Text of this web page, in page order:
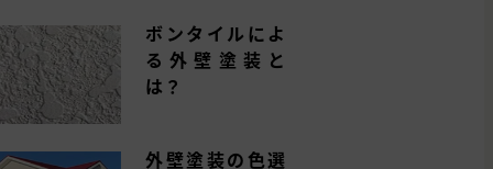
ボンタイルによ
る外壁塗装と
は？
外壁塗装の色選